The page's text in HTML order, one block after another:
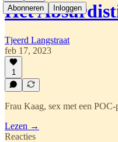
Abonneren Inloggen
Het
Tjeerd Langstraat
feb 17, 2023
1
Frau Kaag, sex met een
Lezen →
Reacties